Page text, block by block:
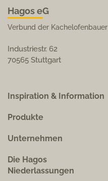
Hagos eG
Verbund der Kachelofenbauer
Industriestr. 62
70565 Stuttgart
Inspiration & Information
Produkte
Unternehmen
Die Hagos
Niederlassungen